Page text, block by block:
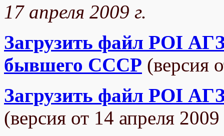
17 апреля 2009 г.
Загрузить файл POI
бывшего СССР (версия
Загрузить файл POI
(версия от 14 апреля 2009